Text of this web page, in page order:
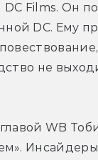
Films. Он
DC. Ему
не
WB